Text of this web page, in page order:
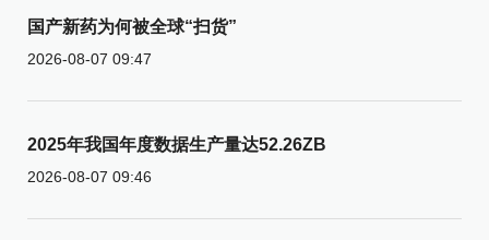
国产新药为何被全球“扫货”
2026-08-07 09:47
2025年我国年度数据生产量达52.26ZB
2026-08-07 09:46